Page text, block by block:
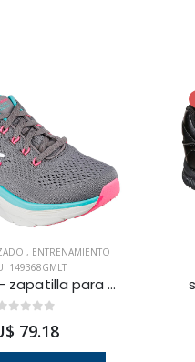
, ENTRENAMIENTO
149368GMLT
skechers - zapatilla para entrenamiento d'lux walker-freshfinesse para mujer
79.18